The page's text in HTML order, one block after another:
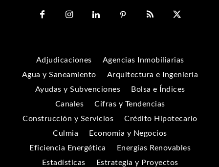
Adjudicaciones
Agencias Inmobiliarias
Agua y Saneamiento
Arquitectura e Ingeniería
Ayudas y Subvenciones
Bolsa e Índices
Canales
Cifras y Tendencias
Construcción y Servicios
Crédito Hipotecario
Culmia
Economía y Negocios
Eficiencia Energética
Energías Renovables
Estadísticas
Estrategia y Proyectos